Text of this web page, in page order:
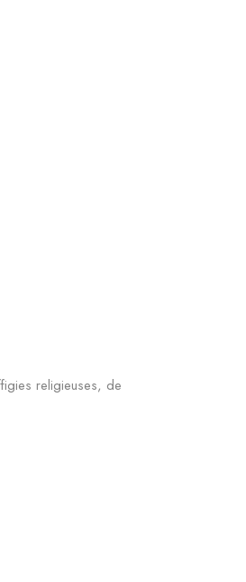
religieuses, de